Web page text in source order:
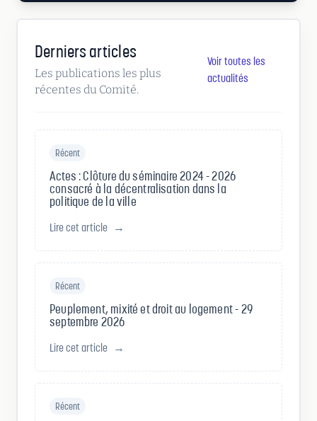
Derniers articles
Les publications les plus
récentes du Comité.
Voir toutes les
actualités
Récent
Actes : Clôture du séminaire 2024 - 2026
consacré à la décentralisation dans la
politique de la ville
Lire cet article →
Récent
Peuplement, mixité et droit au logement - 29
septembre 2026
Lire cet article →
Récent